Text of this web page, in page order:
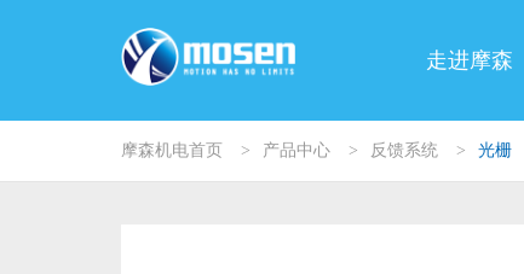
走进摩森
摩森机电首页 > 产品中心 > 反馈系统 > 光栅